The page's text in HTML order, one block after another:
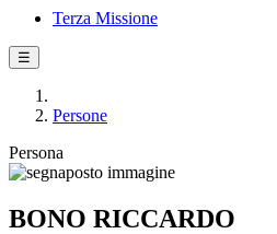
Terza Missione
☰
Persone
Persona
BONO RICCARDO